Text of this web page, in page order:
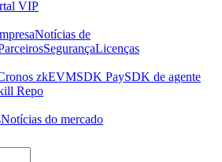
VIP
Notícias de
SegurançaLicenças
zkEVMSDK PaySDK de agente
Repo
Notícias do mercado